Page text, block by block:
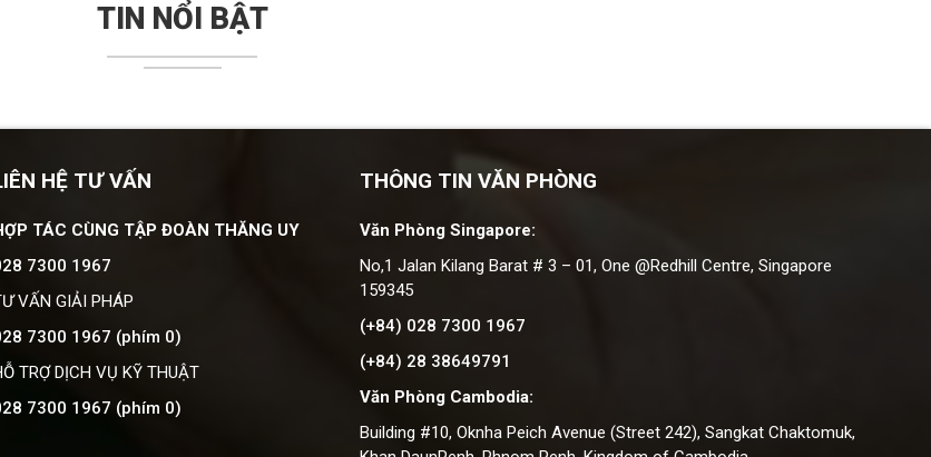
TIN NỔI BẬT
HỆ TƯ VẤN
TÁC CÙNG TẬP ĐOÀN THĂNG UY
7300 1967
VẤN GIẢI PHÁP
7300 1967 (phím 0)
TRỢ DỊCH VỤ KỸ THUẬT
7300 1967 (phím 0)
THÔNG TIN VĂN PHÒNG
Văn Phòng Singapore:
No,1 Jalan Kilang Barat # 3 – 01, One @Redhill Centre, Singapore
159345
(+84) 028 7300 1967
(+84) 28 38649791
Văn Phòng Cambodia:
Building #10, Oknha Peich Avenue (Street 242), Sangkat Chaktomuk,